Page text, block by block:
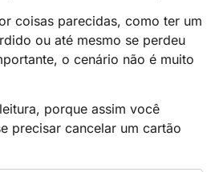
coisas parecidas, como ter um
ou até mesmo se perdeu
o cenário não é muito
porque assim você
precisar cancelar um cartão